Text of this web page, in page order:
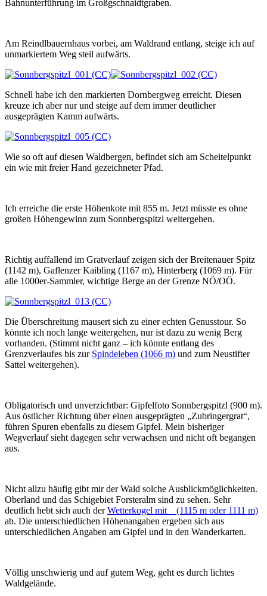
Bahnunterführung im Großgschnaidtgraben.
Am Reindlbauernhaus vorbei, am Waldrand entlang, steige ich auf
unmarkiertem Weg steil aufwärts.
Schnell habe ich den markierten Dornbergweg erreicht. Diesen
kreuze ich aber nur und steige auf dem immer deutlicher
ausgeprägten Kamm aufwärts.
Wie so oft auf diesen Waldbergen, befindet sich am Scheitelpunkt
ein wie mit freier Hand gezeichneter Pfad.
Ich erreiche die erste Höhenkote mit 855 m. Jetzt müsste es ohne
großen Höhengewinn zum Sonnbergspitzl weitergehen.
Richtig auffallend im Gratverlauf zeigen sich der Breitenauer Spitz
(1142 m), Gaflenzer Kaibling (1167 m), Hinterberg (1069 m). Für
alle 1000er-Sammler, wichtige Berge an der Grenze NÖ/OÖ.
Die Überschreitung mausert sich zu einer echten Genusstour. So
könnte ich noch lange weitergehen, nur ist dazu zu wenig Berg
vorhanden. (Stimmt nicht ganz – ich könnte entlang des
Grenzverlaufes bis zur Spindeleben (1066 m) und zum Neustifter
Sattel weitergehen).
Obligatorisch und unverzichtbar: Gipfelfoto Sonnbergspitzl (900 m).
Aus östlicher Richtung über einen ausgeprägten „Zubringergrat“,
führen Spuren ebenfalls zu diesem Gipfel. Mein bisheriger
Wegverlauf sieht dagegen sehr verwachsen und nicht oft begangen
aus.
Nicht allzu häufig gibt mir der Wald solche Ausblickmöglichkeiten.
Oberland und das Schigebiet Forsteralm sind zu sehen. Sehr
deutlich hebt sich auch derWetterkogel mit (1115 m oder 1111 m)
ab. Die unterschiedlichen Höhenangaben ergeben sich aus
unterschiedlichen Angaben am Gipfel und in den Wanderkarten.
Völlig unschwierig und auf gutem Weg, geht es durch lichtes
Waldgelände.